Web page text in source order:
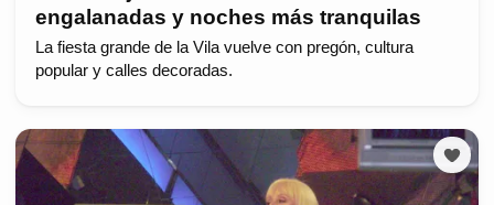
engalanadas y noches más tranquilas
La fiesta grande de la Vila vuelve con pregón, cultura
popular y calles decoradas.